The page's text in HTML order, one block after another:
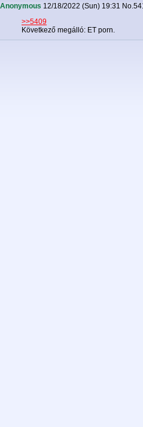
Anonymous 12/18/2022 (Sun) 19:31 No.
>>5409
Következő megálló: ET porn.